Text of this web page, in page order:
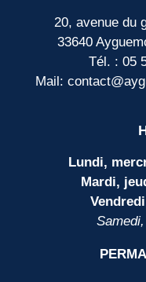
20, avenue du
33640
Tél. : 05
Mail:
Lundi,
Mardi,